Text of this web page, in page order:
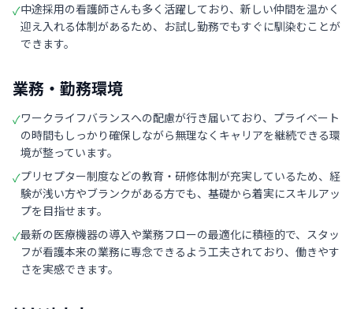
✓中途採用の看護師さんも多く活躍しており、新しい仲間を温かく
迎え入れる体制があるため、お試し勤務でもすぐに馴染むことが
できます。
業務・勤務環境
✓ワークライフバランスへの配慮が行き届いており、プライベート
の時間もしっかり確保しながら無理なくキャリアを継続できる環
境が整っています。
✓プリセプター制度などの教育・研修体制が充実しているため、経
験が浅い方やブランクがある方でも、基礎から着実にスキルアッ
プを目指せます。
✓最新の医療機器の導入や業務フローの最適化に積極的で、スタッ
フが看護本来の業務に専念できるよう工夫されており、働きやす
さを実感できます。